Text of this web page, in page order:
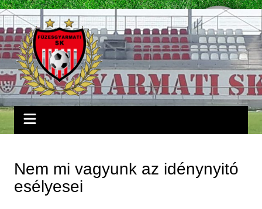
Skip
to
content
Nem mi vagyunk az idénynyitó
esélyesei